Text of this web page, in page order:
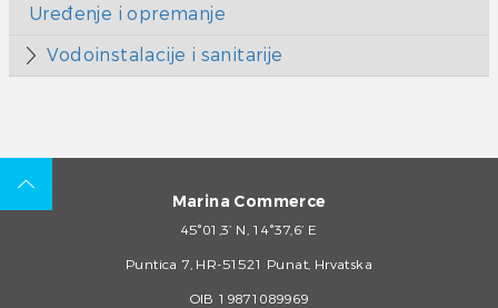
Uređenje i opremanje
Vodoinstalacije i sanitarije
Marina Commerce
45°01,3’ N, 14°37,6’ E
Puntica 7, HR-51521 Punat, Hrvatska
OIB 19871089969